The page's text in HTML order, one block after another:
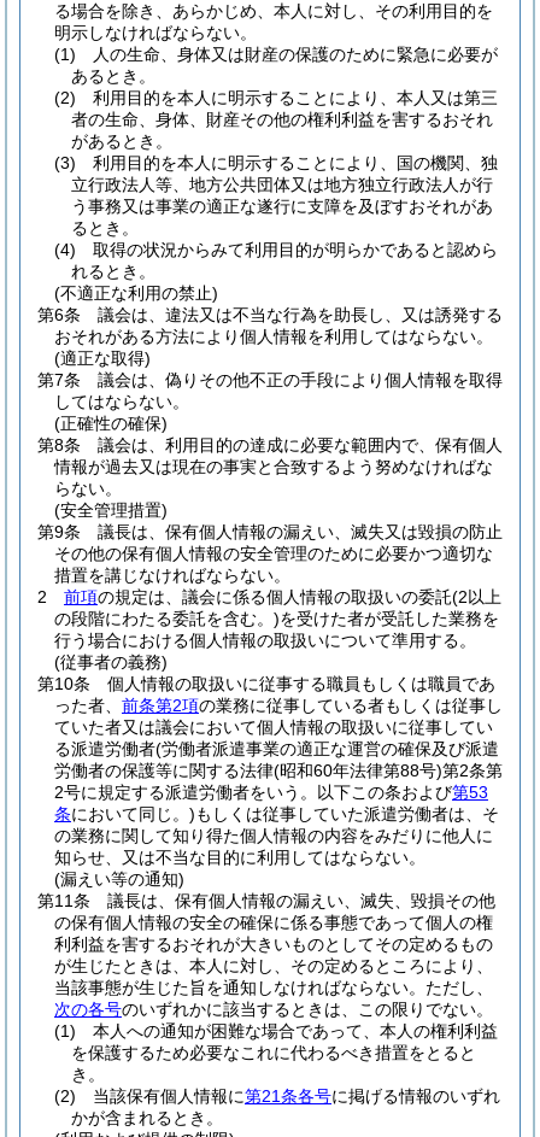
る場合を除き、あらかじめ、本人に対し、その利用目的を
明示しなければならない。
(1)
人の生命、身体又は財産の保護のために緊急に必要が
あるとき。
(2)
利用目的を本人に明示することにより、本人又は第三
者の生命、身体、財産その他の権利利益を害するおそれ
があるとき。
(3)
利用目的を本人に明示することにより、国の機関、独
立行政法人等、地方公共団体又は地方独立行政法人が行
う事務又は事業の適正な遂行に支障を及ぼすおそれがあ
るとき。
(4)
取得の状況からみて利用目的が明らかであると認めら
れるとき。
(不適正な利用の禁止)
第6条
議会は、違法又は不当な行為を助長し、又は誘発する
おそれがある方法により個人情報を利用してはならない。
(適正な取得)
第7条
議会は、偽りその他不正の手段により個人情報を取得
してはならない。
(正確性の確保)
第8条
議会は、利用目的の達成に必要な範囲内で、保有個人
情報が過去又は現在の事実と合致するよう努めなければな
らない。
(安全管理措置)
第9条
議長は、保有個人情報の漏えい、滅失又は毀損の防止
その他の保有個人情報の安全管理のために必要かつ適切な
措置を講じなければならない。
2
前項の規定は、議会に係る個人情報の取扱いの委託(2以上
の段階にわたる委託を含む。)を受けた者が受託した業務を
行う場合における個人情報の取扱いについて準用する。
(従事者の義務)
第10条
個人情報の取扱いに従事する職員もしくは職員であ
った者、 前条第2項の業務に従事している者もしくは従事し
ていた者又は議会において個人情報の取扱いに従事してい
る派遣労働者(労働者派遣事業の適正な運営の確保及び派遣
労働者の保護等に関する法律(昭和60年法律第88号)第2条第
2号に規定する派遣労働者をいう。以下この条および第53
条において同じ。)もしくは従事していた派遣労働者は、そ
の業務に関して知り得た個人情報の内容をみだりに他人に
知らせ、又は不当な目的に利用してはならない。
(漏えい等の通知)
第11条
議長は、保有個人情報の漏えい、滅失、毀損その他
の保有個人情報の安全の確保に係る事態であって個人の権
利利益を害するおそれが大きいものとしてその定めるもの
が生じたときは、本人に対し、その定めるところにより、
当該事態が生じた旨を通知しなければならない。 ただし、
次の各号のいずれかに該当するときは、この限りでない。
(1)
本人への通知が困難な場合であって、本人の権利利益
を保護するため必要なこれに代わるべき措置をとると
き。
(2)
当該保有個人情報に第21条各号に掲げる情報のいずれ
かが含まれるとき。